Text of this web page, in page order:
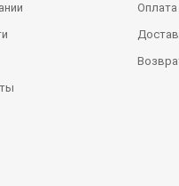
Оплата